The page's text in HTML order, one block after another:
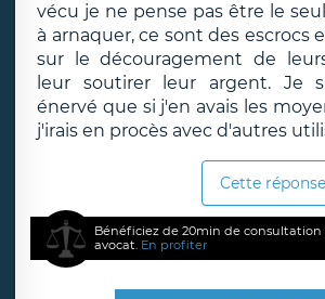
vécu je ne pense pas être le
à arnaquer, ce sont des escrocs
sur le découragement de
leur soutirer leur argent. Je
énervé que si j'en avais les
j'irais en procès avec d'autres
Cette
Bénéficiez de 20min de consultation
avocat. En profiter